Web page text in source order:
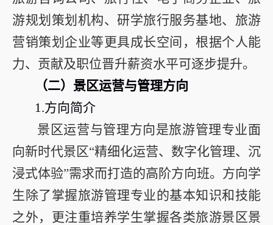
游规划策划机构、研学旅行服务基地、旅游
营销策划企业等更具成长空间，根据个人能
力、贡献及职位晋升薪资水平可逐步提升。
（二）景区运营与管理方向
1.方向简介
景区运营与管理方向是旅游管理专业面
向新时代景区“精细化运营、数字化管理、沉
浸式体验”需求而打造的高阶方向班。方向学
生除了掌握旅游管理专业的基本知识和技能
之外，更注重培养学生掌握各类旅游景区景